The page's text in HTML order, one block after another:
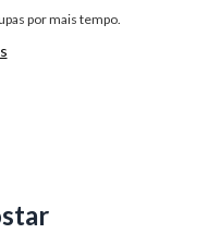
por mais tempo.